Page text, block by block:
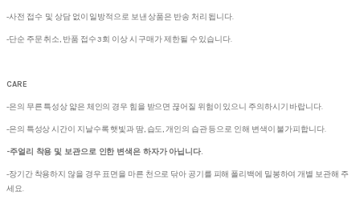
-사전 접수 및 상담 없이 일방적으로 보낸 상품은 반송 처리 됩니다.
-단순 주문 취소, 반품 접수 3회 이상 시 구매가 제한될 수 있습니다.
CARE
-은의 무른 특성상 얇은 체인의 경우 힘을 받으면 끊어질 위험이 있으니 주의하시기 바랍니다.
-은의 특성상 시간이 지날수록 햇빛과 땀, 습도, 개인의 습관 등으로 인해 변색이 불가피합니다.
-주얼리 착용 및 보관으로 인한 변색은 하자가 아닙니다.
-장기간 착용하지 않을 경우 표면을 마른 천으로 닦아 공기를 피해 폴리백에 밀봉하여 개별 보관해 주
세요.